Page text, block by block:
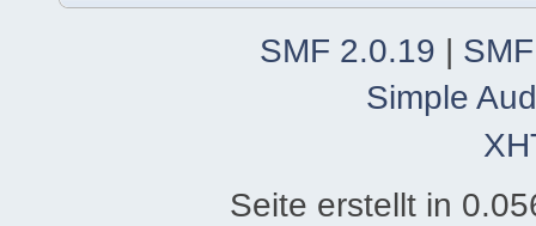
SMF 2.0.19 |
Simple
Seite erstellt in